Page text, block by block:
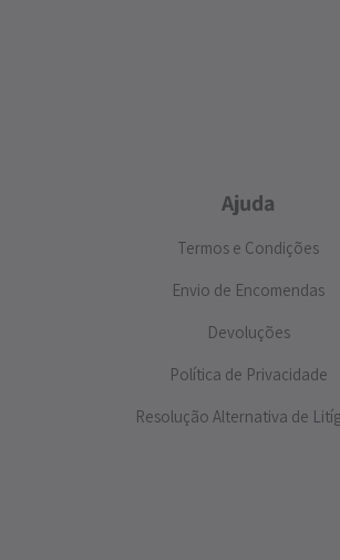
Ajuda
Termos e Condições
Envio de Encomendas
Devoluções
Política de Privacidade
Resolução Alternativa de